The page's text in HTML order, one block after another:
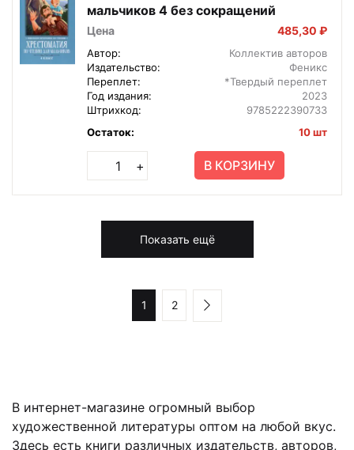
мальчиков 4 без сокращений
Цена 485,30 ₽
Автор:
Коллектив авторов
Издательство:
Феникс
Переплет:
*Твердый переплет
Год издания:
2023
Штрихкод:
9785222390733
Остаток:
10 шт
+ В КОРЗИНУ
Показать ещё
1 2
В интернет-магазине огромный выбор
художественной литературы оптом на любой вкус.
Здесь есть книги различных издательств, авторов,